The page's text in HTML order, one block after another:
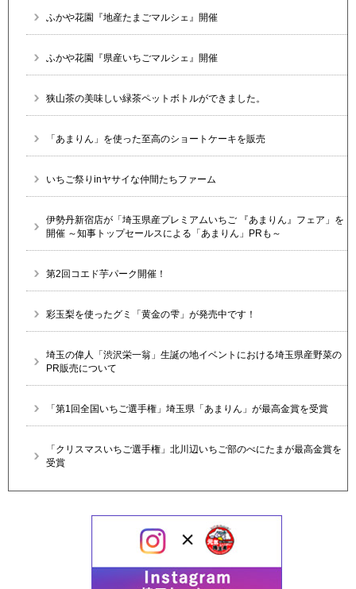
ふかや花園『地産たまごマルシェ』開催
ふかや花園『県産いちごマルシェ』開催
狭山茶の美味しい緑茶ペットボトルができました。
「あまりん」を使った至高のショートケーキを販売
いちご祭りinヤサイな仲間たちファーム
伊勢丹新宿店が「埼玉県産プレミアムいちご 『あまりん』フェア」を
開催 ～知事トップセールスによる「あまりん」PRも～
第2回コエド芋パーク開催！
彩玉梨を使ったグミ「黄金の雫」が発売中です！
埼玉の偉人「渋沢栄一翁」生誕の地イベントにおける埼玉県産野菜の
PR販売について
「第1回全国いちご選手権」埼玉県「あまりん」が最高金賞を受賞
「クリスマスいちご選手権」北川辺いちご部のべにたまが最高金賞を
受賞